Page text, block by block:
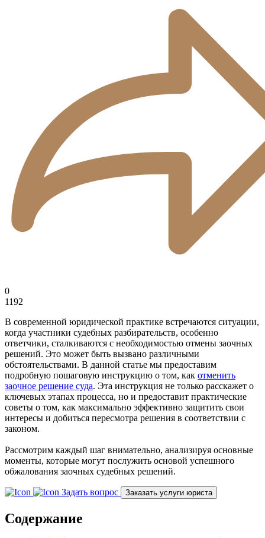
0
1192
В современной юридической практике встречаются ситуации,
когда участники судебных разбирательств, особенно
ответчики, сталкиваются с необходимостью отмены заочных
решений. Это может быть вызвано различными
обстоятельствами. В данной статье мы предоставим
подробную пошаговую инструкцию о том, как отменить
заочное решение суда. Эта инструкция не только расскажет о
ключевых этапах процесса, но и предоставит практические
советы о том, как максимально эффективно защитить свои
интересы и добиться пересмотра решения в соответствии с
законом.
Рассмотрим каждый шаг внимательно, анализируя основные
моменты, которые могут послужить основой успешного
обжалования заочных судебных решений.
Задать вопрос Заказать услуги юриста
Содержание